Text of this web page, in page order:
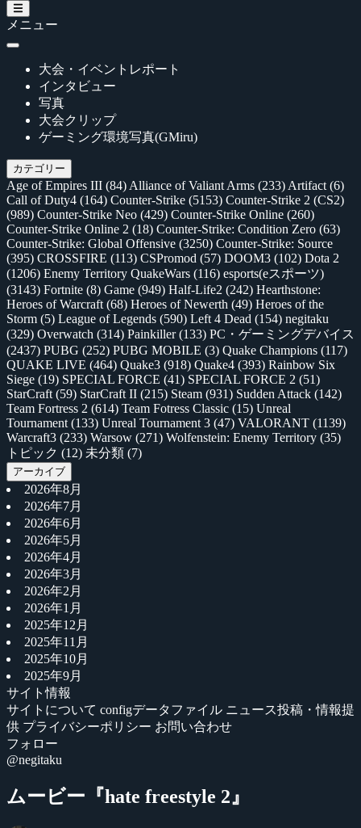
メニュー
大会・イベントレポート
インタビュー
写真
大会クリップ
ゲーミング環境写真(GMiru)
カテゴリー
Age of Empires III (84) Alliance of Valiant Arms (233) Artifact (6)
Call of Duty4 (164) Counter-Strike (5153) Counter-Strike 2 (CS2)
(989) Counter-Strike Neo (429) Counter-Strike Online (260)
Counter-Strike Online 2 (18) Counter-Strike: Condition Zero (63)
Counter-Strike: Global Offensive (3250) Counter-Strike: Source
(395) CROSSFIRE (113) CSPromod (57) DOOM3 (102) Dota 2
(1206) Enemy Territory QuakeWars (116) esports(eスポーツ)
(3143) Fortnite (8) Game (949) Half-Life2 (242) Hearthstone:
Heroes of Warcraft (68) Heroes of Newerth (49) Heroes of the
Storm (5) League of Legends (590) Left 4 Dead (154) negitaku
(329) Overwatch (314) Painkiller(133) PC・ゲーミングデバイス
(2437) PUBG (252) PUBG MOBILE (3) Quake Champions (117)
QUAKE LIVE (464) Quake3 (918) Quake4 (393) Rainbow Six
Siege (19) SPECIAL FORCE (41) SPECIAL FORCE 2 (51)
StarCraft (59) StarCraft II (215) Steam (931) Sudden Attack (142)
Team Fortress 2 (614) Team Fotress Classic (15) Unreal
Tournament (133) Unreal Tournament 3 (47) VALORANT (1139)
Warcraft3 (233) Warsow (271) Wolfenstein: Enemy Territory (35)
トピック (12) 未分類 (7)
アーカイブ
2026年8月
2026年7月
2026年6月
2026年5月
2026年4月
2026年3月
2026年2月
2026年1月
2025年12月
2025年11月
2025年10月
2025年9月
サイト情報
サイトについて configデータファイル ニュース投稿・情報提
供 プライバシーポリシー お問い合わせ
フォロー
@negitaku
ムービー『hate freestyle 2』